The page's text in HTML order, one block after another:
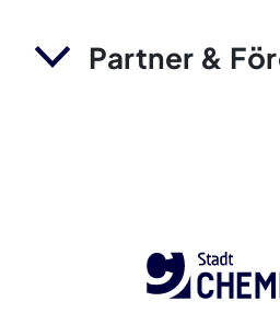
Partner &